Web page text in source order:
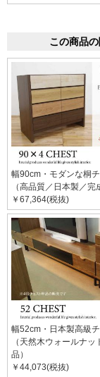
この商品
幅90cm・モダンな桐
（高品質／日本製／完
￥67,364(税抜)
幅52cm・日本製高級
（天然木ウォールナッ
品）
￥44,073(税抜)